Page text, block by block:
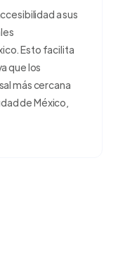
a sus
Esto facilita
que los
más cercana
de México,